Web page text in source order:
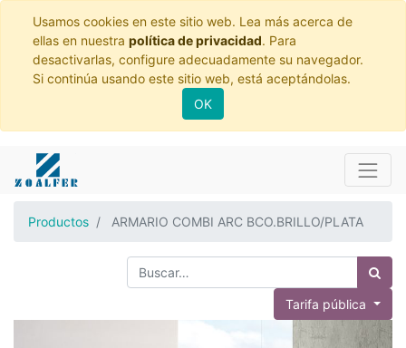
Usamos cookies en este sitio web. Lea más acerca de
ellas en nuestra política de privacidad. Para
desactivarlas, configure adecuadamente su navegador.
Si continúa usando este sitio web, está aceptándolas.
OK
Productos ARMARIO COMBI ARC BCO.BRILLO/PLATA
Tarifa pública